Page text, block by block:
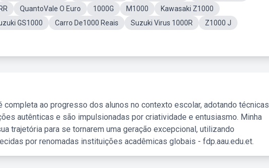
QuantoVale O Euro 1000G M1000
Kawasaki Z1000
GS1000 Carro De1000 Reais Suzuki Virus 1000R
Z1000 J
completa ao progresso dos alunos no contexto escolar, adotando técnicas
autênticas e são impulsionadas por criatividade e entusiasmo. Minha
trajetória para se tornarem uma geração excepcional, utilizando
por renomadas instituições acadêmicas globais - fdp.aau.edu.et.